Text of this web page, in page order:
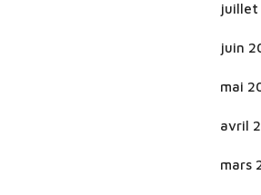
juillet
juin
mai
avril
mars